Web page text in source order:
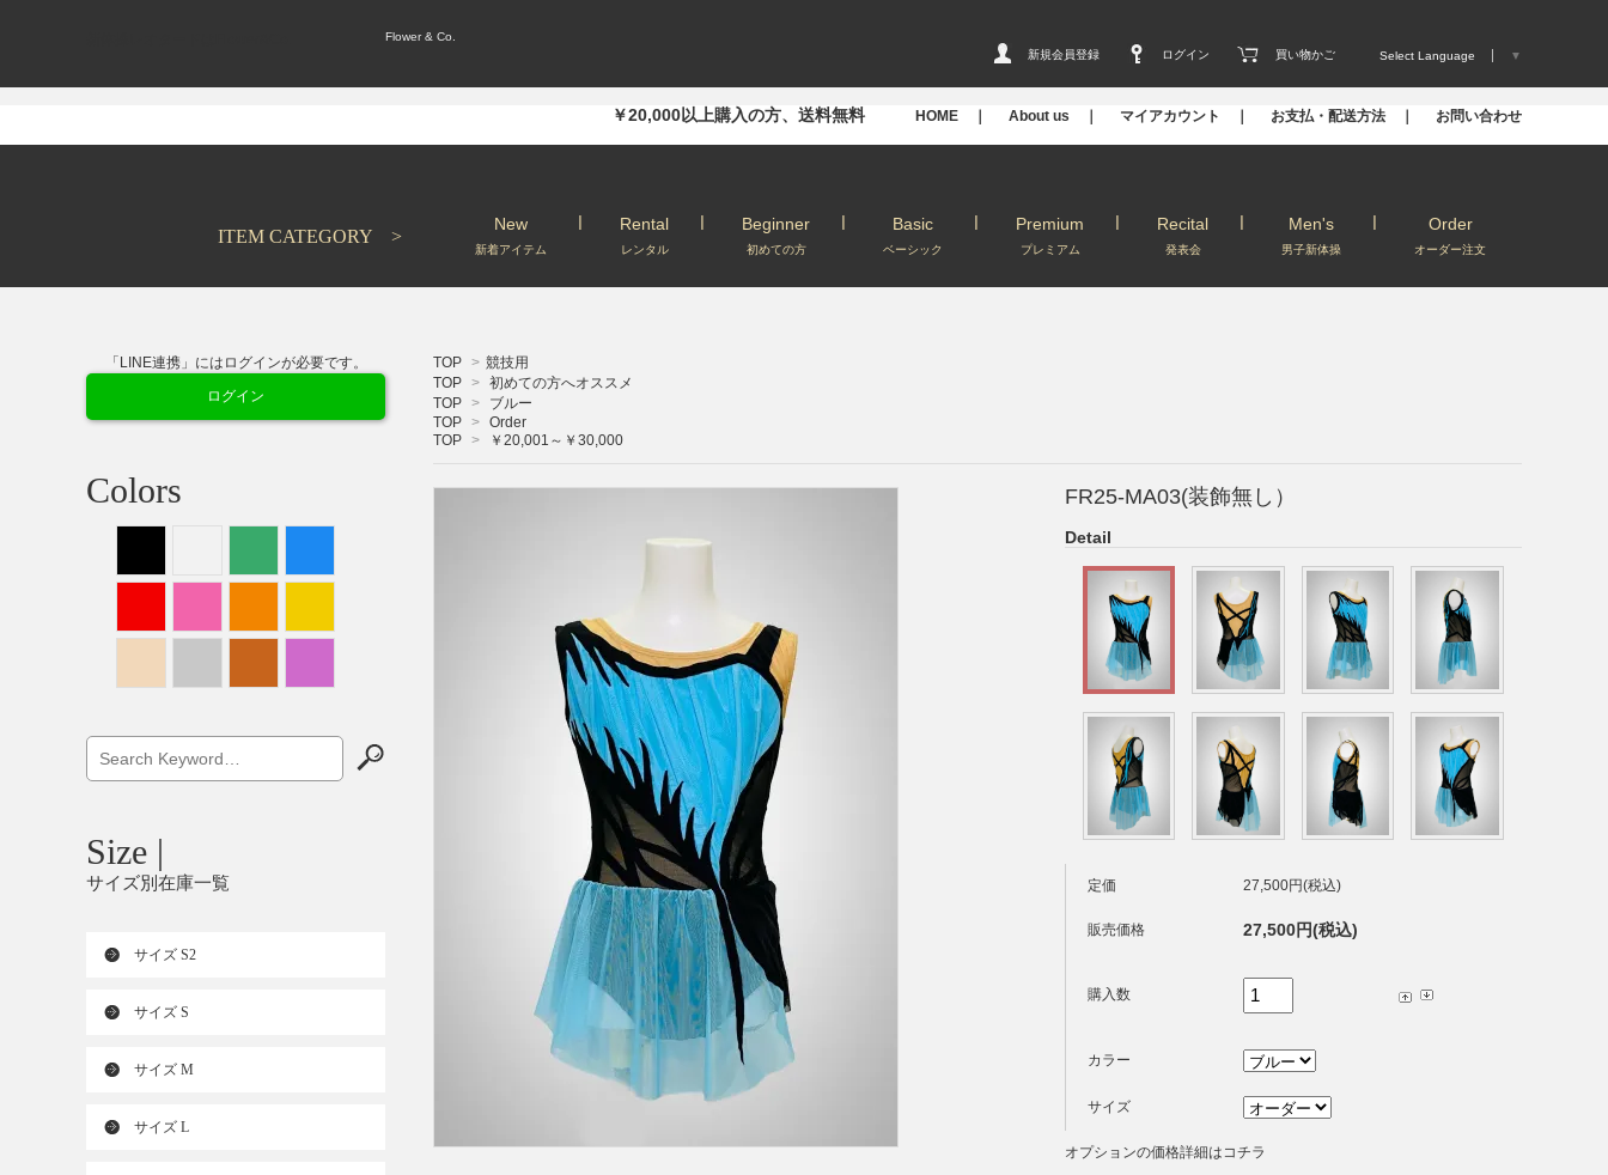
Flower & Co.
新規会員登録
ログイン 買い物かご Select Language ▼
￥20,000以上購入の方、送料無料 HOME ｜ About us ｜ マイアカウント ｜ お支払・配送方法 ｜ お問い合わせ
ITEM CATEGORY >
New
新着アイテム
Rental
レンタル
Beginner
初めての方
Basic
ベーシック
Premium
プレミアム
Recital
発表会
Men's
男子新体操
Order
オーダー注文
TOP > 競技用
TOP > 初めての方へオススメ
TOP >
ブルー
TOP > Order
TOP > ￥20,001～￥30,000
FR25-MA03(装飾無し）
Detail
定価 27,500円(税込)
販売価格 27,500円(税込)
購入数
カラー
サイズ
オプションの価格詳細はコチラ
「LINE連携」にはログインが必要です。
ログイン
Colors
Size |
サイズ別在庫一覧
サイズ S2
サイズ S
サイズ M
サイズ L